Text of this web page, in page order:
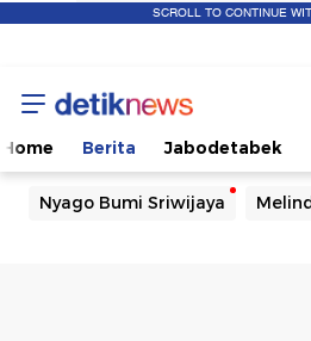
SCROLL TO CONTINUE
Home Berita Jabodetabek
Nyago Bumi Sriwijaya